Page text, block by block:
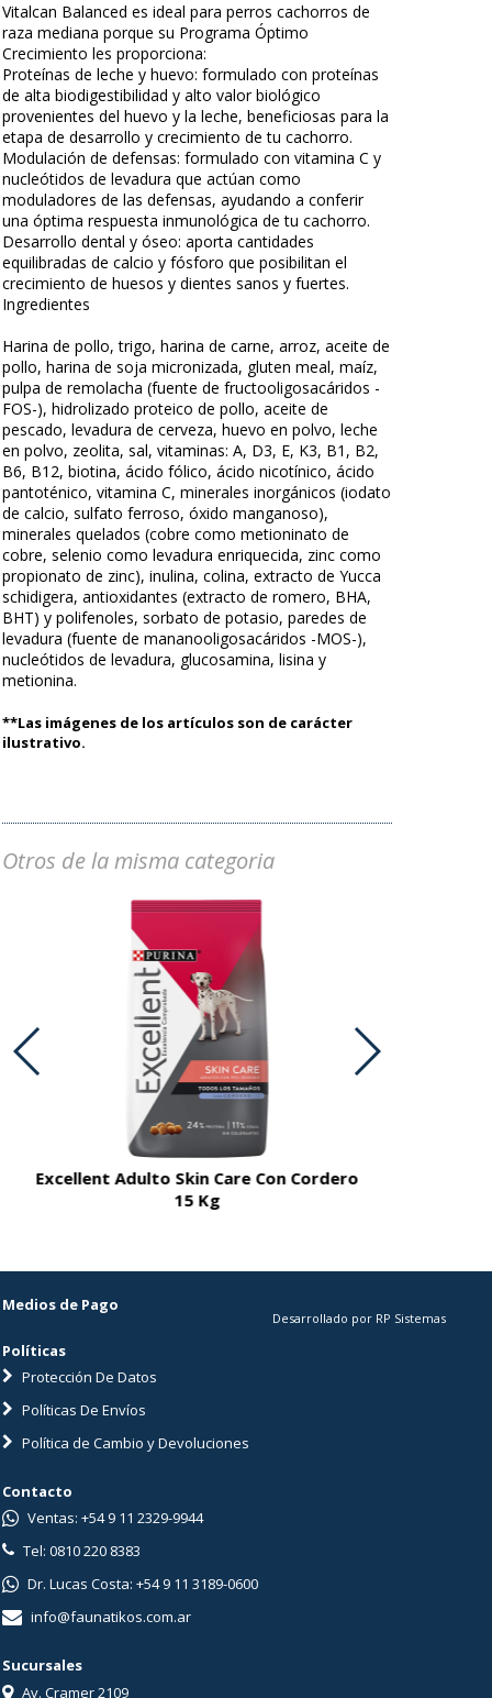
Vitalcan Balanced es ideal para perros cachorros de
raza mediana porque su Programa Óptimo
Crecimiento les proporciona:
Proteínas de leche y huevo: formulado con proteínas
de alta biodigestibilidad y alto valor biológico
provenientes del huevo y la leche, bene­ficiosas para la
etapa de desarrollo y crecimiento de tu cachorro.
Modulación de defensas: formulado con vitamina C y
nucleótidos de levadura que actúan como
moduladores de las defensas, ayudando a conferir
una óptima respuesta inmunológica de tu cachorro.
Desarrollo dental y óseo: aporta cantidades
equilibradas de calcio y fósforo que posibilitan el
crecimiento de huesos y dientes sanos y fuertes.
Ingredientes
Harina de pollo, trigo, harina de carne, arroz, aceite de
pollo, harina de soja micronizada, gluten meal, maíz,
pulpa de remolacha (fuente de fructooligosacáridos -
FOS-), hidrolizado proteico de pollo, aceite de
pescado, levadura de cerveza, huevo en polvo, leche
en polvo, zeolita, sal, vitaminas: A, D3, E, K3, B1, B2,
B6, B12, biotina, ácido fólico, ácido nicotínico, ácido
pantoténico, vitamina C, minerales inorgánicos (iodato
de calcio, sulfato ferroso, óxido manganoso),
minerales quelados (cobre como metioninato de
cobre, selenio como levadura enriquecida, zinc como
propionato de zinc), inulina, colina, extracto de Yucca
schidigera, antioxidantes (extracto de romero, BHA,
BHT) y polifenoles, sorbato de potasio, paredes de
levadura (fuente de mananooligosacáridos -MOS-),
nucleótidos de levadura, glucosamina, lisina y
metionina.
**Las imágenes de los artículos son de carácter
ilustrativo.
Otros de la misma categoria
Excellent Adulto Skin Care Con Cordero
15 Kg
Medios de Pago
Políticas
Protección De Datos
Políticas De Envíos
Política de Cambio y Devoluciones
Desarrollado por RP Sistemas
Contacto
Ventas: +54 9 11 2329-9944
Tel: 0810 220 8383
Dr. Lucas Costa: +54 9 11 3189-0600
info@faunatikos.com.ar
Sucursales
Av. Cramer 2109